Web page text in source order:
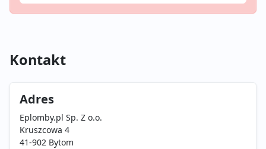
Kontakt
Adres
Eplomby.pl Sp. Z o.o.
Kruszcowa 4
41-902 Bytom